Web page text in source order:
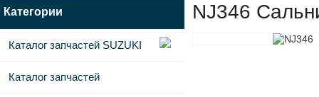
NJ346
Категории
Каталог запчастей SUZUKI
Каталог запчастей